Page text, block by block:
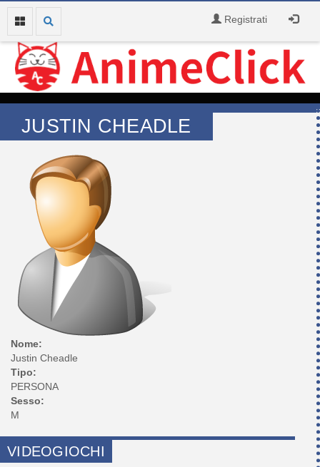
Registrati
JUSTIN CHEADLE
Nome:
Justin Cheadle
Tipo:
PERSONA
Sesso:
M
VIDEOGIOCHI